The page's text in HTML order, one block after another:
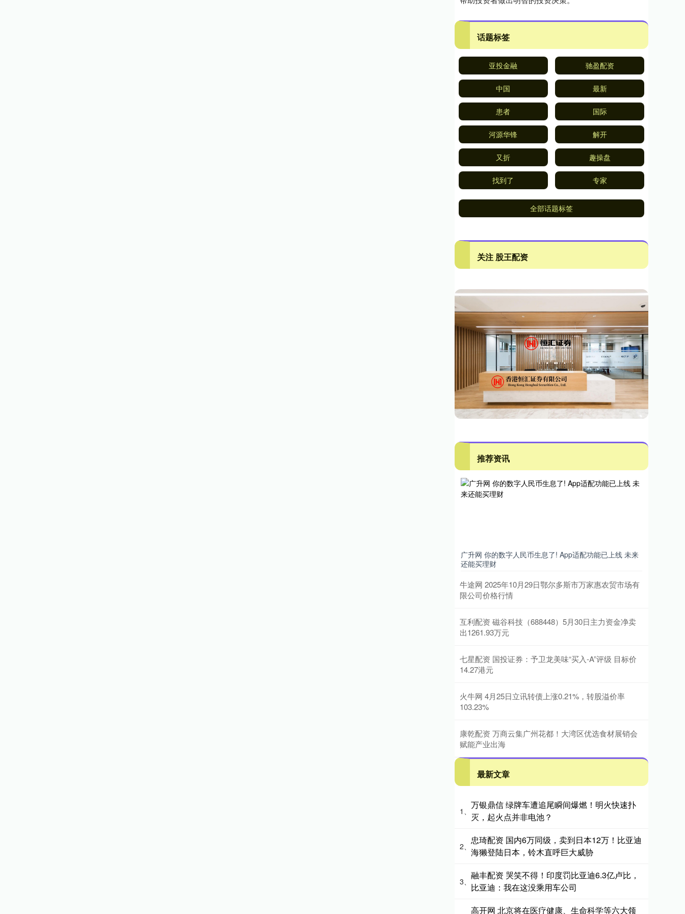
话题标签
亚投金融 驰盈配资
中国 最新
患者 国际
河源华锋 解开
又折 趣操盘
找到了 专家
全部话题标签
关注 股王配资
推荐资讯
广升网 你的数字人民币生息了! App适配功能已上线 未来
还能买理财
牛途网 2025年10月29日鄂尔多斯市万家惠农贸市场有
限公司价格行情
互利配资 磁谷科技（688448）5月30日主力资金净卖
出1261.93万元
七星配资 国投证券：予卫龙美味“买入-A”评级 目标价
14.27港元
火牛网 4月25日立讯转债上涨0.21%，转股溢价率
103.23%
康乾配资 万商云集广州花都！大湾区优选食材展销会
赋能产业出海
最新文章
1、
万银鼎信 绿牌车遭追尾瞬间爆燃！明火快速扑
灭，起火点并非电池？
2、
忠琦配资 国内6万同级，卖到日本12万！比亚迪
海獭登陆日本，铃木直呼巨大威胁
3、
融丰配资 哭笑不得！印度罚比亚迪6.3亿卢比，
比亚迪：我在这没乘用车公司
高开网 北京将在医疗健康、生命科学等六大领